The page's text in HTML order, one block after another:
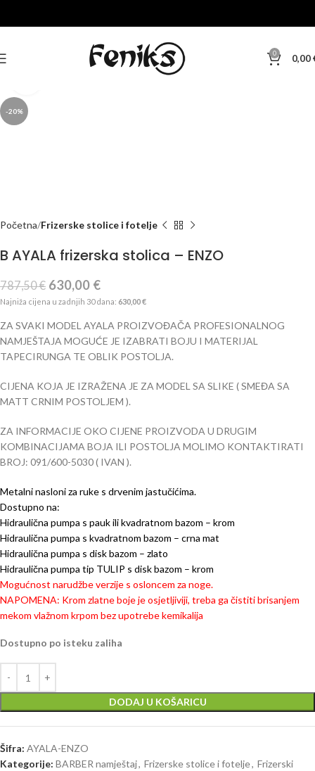
0 0,00
-20%
Početna Frizerske stolice i fotelje
B AYALA frizerska stolica – ENZO
787,50€ 630,00 €
Najniža cijena u zadnjih 30 dana: 630,00€
ZA SVAKI MODEL AYALA PROIZVOĐAČA PROFESIONALNOG
NAMJEŠTAJA MOGUĆE JE IZABRATI BOJU I MATERIJAL
TAPECIRUNGA TE OBLIK POSTOLJA.
CIJENA KOJA JE IZRAŽENA JE ZA MODEL SA SLIKE ( SMEĐA SA
MATT CRNIM POSTOLJEM ).
ZA INFORMACIJE OKO CIJENE PROIZVODA U DRUGIM
KOMBINACIJAMA BOJA ILI POSTOLJA MOLIMO KONTAKTIRATI
BROJ: 091/600-5030 ( IVAN ).
Metalni nasloni za ruke s drvenim jastučićima.
Dostupno na:
Hidraulična pumpa s pauk ili kvadratnom bazom – krom
Hidraulična pumpa s kvadratnom bazom – crna mat
Hidraulična pumpa s disk bazom – zlato
Hidraulična pumpa tip TULIP s disk bazom – krom
Mogućnost narudžbe verzije s osloncem za noge.
NAPOMENA: Krom zlatne boje je osjetljiviji, treba ga čistiti brisanjem
mekom vlažnom krpom bez upotrebe kemikalija
Dostupno po isteku zaliha
DODAJ U KOŠARICU
Šifra: AYALA-ENZO
Kategorije: BARBER namještaj, Frizerske stolice i fotelje, Frizerski